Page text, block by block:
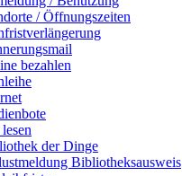
/ Öffnungszeiten
bezahlen
der Dinge
Bibliotheksausweis